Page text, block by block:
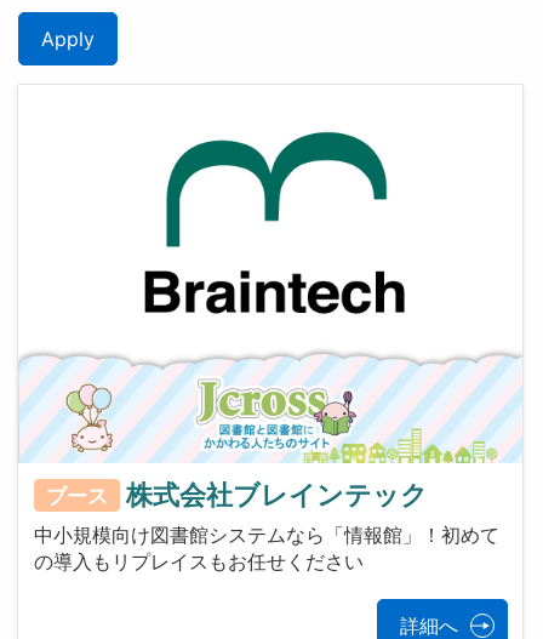
Apply
ブース 株式会社ブレインテック
中小規模向け図書館システムなら「情報館」！初めて
の導入もリプレイスもお任せください
詳細へ